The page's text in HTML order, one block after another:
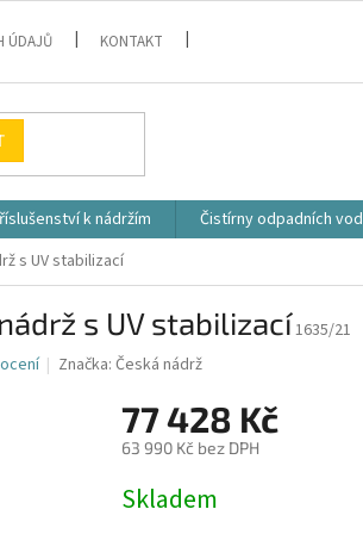
ÚDAJŮ KONTAKT
k nádržím Čistírny odpadních vod
s UV stabilizací
s UV stabilizací1635/21
Značka:Česká nádrž
77 428 Kč
63 990 Kč bez DPH
cena:
Skladem